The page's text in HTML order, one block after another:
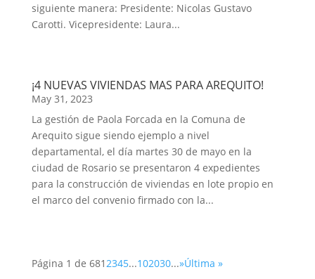
siguiente manera: Presidente: Nicolas Gustavo
Carotti. Vicepresidente: Laura...
¡4 NUEVAS VIVIENDAS MAS PARA AREQUITO!
May 31, 2023
La gestión de Paola Forcada en la Comuna de
Arequito sigue siendo ejemplo a nivel
departamental, el día martes 30 de mayo en la
ciudad de Rosario se presentaron 4 expedientes
para la construcción de viviendas en lote propio en
el marco del convenio firmado con la...
Página 1 de 6812345...102030...»Última »